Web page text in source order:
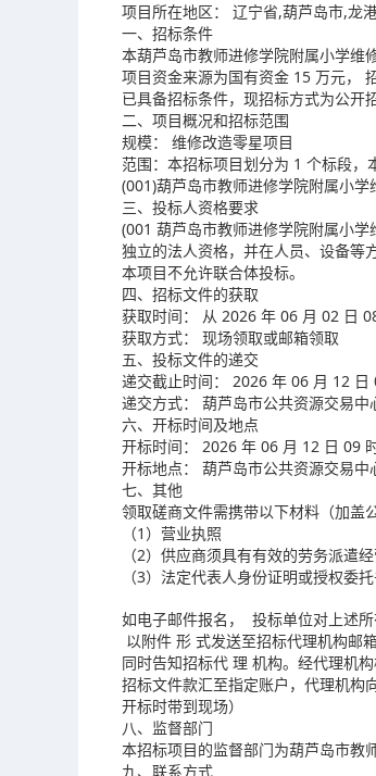
项目所在地区： 辽宁省,葫芦岛市,龙
一、招标条件
本葫芦岛市教师进修学院附属小学维
项目资金来源为国有资金 15 万元，
已具备招标条件，现招标方式为公开招
二、项目概况和招标范围
规模： 维修改造零星项目
范围：本招标项目划分为 1 个标段，
(001)葫芦岛市教师进修学院附属小学
三、投标人资格要求
(001 葫芦岛市教师进修学院附属小
独立的法人资格，并在人员、设备等
本项目不允许联合体投标。
四、招标文件的获取
获取时间： 从 2026 年 06 月 02 日
获取方式： 现场领取或邮箱领取
五、投标文件的递交
递交截止时间： 2026 年 06 月 12 日
递交方式： 葫芦岛市公共资源交易中
六、开标时间及地点
开标时间： 2026 年 06 月 12 日 09
开标地点： 葫芦岛市公共资源交易中
七、其他
领取磋商文件需携带以下材料（加盖
（1）营业执照
（2）供应商须具有有效的劳务派遣
（3）法定代表人身份证明或授权委托
如电子邮件报名， 投标单位对上述
以附件 形 式发送至招标代理机构邮
同时告知招标代 理 机构。经代理机
招标文件款汇至指定账户，代理机构
开标时带到现场）
八、监督部门
本招标项目的监督部门为葫芦岛市教
九、联系方式